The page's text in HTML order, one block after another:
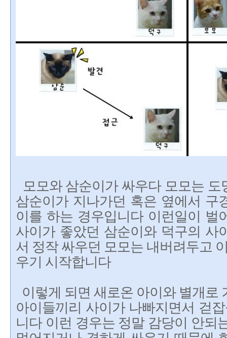
모모와 삼순이가 싸우다 모모는
삼순이가 지나가던 혹은 옆에서 구
이를 하는 경우입니다 이런일이 벌
사이가 좋았던 삼순이와 덕구의 사
서 정작 싸우던 모모는 내버려두고
우기 시작합니다
이렇게 되면 새로온 아이와 별개로
아이들끼리 사이가 나빠지면서 걷
니다 이런 경우는 정말 감당이 안되